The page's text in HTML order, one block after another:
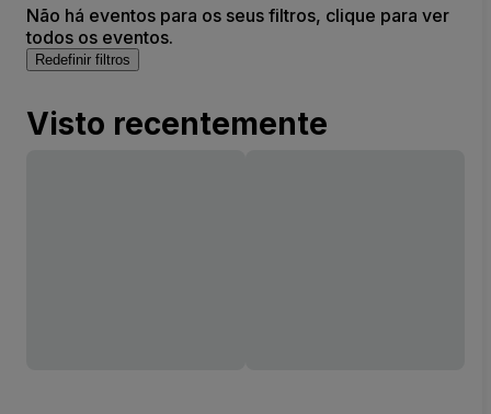
Não há eventos para os seus filtros, clique para ver
todos os eventos.
Redefinir filtros
Visto recentemente